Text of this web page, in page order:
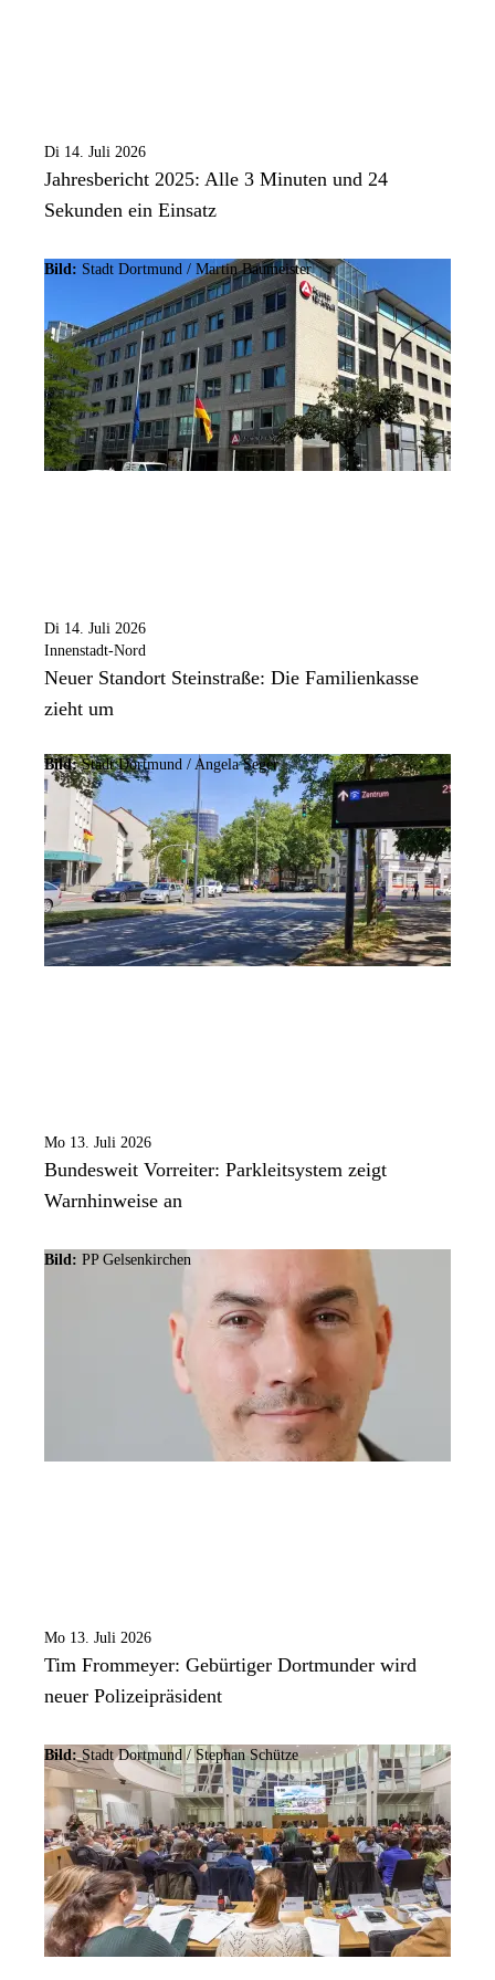
Di 14. Juli 2026
Jahresbericht 2025: Alle 3 Minuten und 24
Sekunden ein Einsatz
Bild: Stadt Dortmund / Martin Baumeister
Di 14. Juli 2026
Innenstadt-Nord
Neuer Standort Steinstraße: Die Familienkasse
zieht um
Bild:Stadt Dortmund / Angela Seger
Mo 13. Juli 2026
Bundesweit Vorreiter: Parkleitsystem zeigt
Warnhinweise an
Bild: PP Gelsenkirchen
Mo 13. Juli 2026
Tim Frommeyer: Gebürtiger Dortmunder wird
neuer Polizeipräsident
Bild:Stadt Dortmund / Stephan Schütze